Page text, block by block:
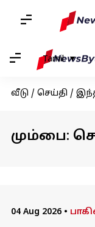
Tamil
வீடு / செய்தி /
மும்பை:
04 Aug 2026 •